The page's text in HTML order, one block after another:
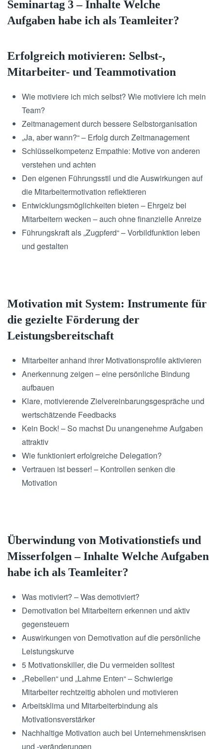
Seminartag 3 – Inhalte Welche
Aufgaben habe ich als Teamleiter?
Erfolgreich motivieren: Selbst-,
Mitarbeiter- und Teammotivation
Wie motiviere ich mich selbst? Wie motiviere ich mein
Team?
Zeitmanagement durch bessere Selbstorganisation
„Ja, aber wann?“ – Erfolg durch Zeitmanagement
Schlüsselkompetenz Empathie: Motive von anderen
verstehen und achten
Den eigenen Führungsstil und die Auswirkungen auf
die Mitarbeitermotivation reflektieren
Entwicklungsmöglichkeiten bieten – Ehrgeiz bei
Mitarbeitern wecken – auch ohne finanzielle Anreize
Führungskraft als „Zugpferd“ – Vorbildfunktion leben
und gestalten
Motivation mit System: Instrumente für
die gezielte Förderung der
Leistungsbereitschaft
Mitarbeiter anhand ihrer Motivationsprofile aktivieren
Anerkennung zeigen – eine persönliche Bindung
aufbauen
Klare, motivierende Zielvereinbarungsgespräche und
wertschätzende Feedbacks
Kein Bock! – So machst Du unangenehme Aufgaben
attraktiv
Wie funktioniert erfolgreiche Delegation?
Vertrauen ist besser! – Kontrollen senken die
Motivation
Überwindung von Motivationstiefs und
Misserfolgen – Inhalte Welche Aufgaben
habe ich als Teamleiter?
Was motiviert? – Was demotiviert?
Demotivation bei Mitarbeitern erkennen und aktiv
gegensteuern
Auswirkungen von Demotivation auf die persönliche
Leistungskurve
5 Motivationskiller, die Du vermeiden solltest
„Rebellen“ und „Lahme Enten“ – Schwierige
Mitarbeiter rechtzeitig abholen und motivieren
Arbeitsklima und Mitarbeiterbindung als
Motivationsverstärker
Nachhaltige Motivation auch bei Unternehmenskrisen
und -veränderungen